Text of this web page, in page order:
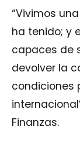
“Vivimos
ha tenido; y
capaces de
devolver la
condiciones
Finanzas.